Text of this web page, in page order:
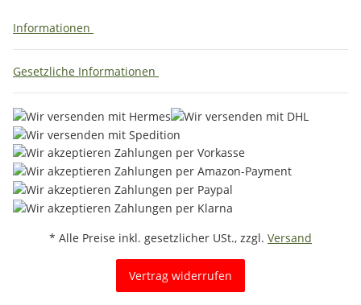
Informationen
Gesetzliche Informationen
* Alle Preise inkl. gesetzlicher USt., zzgl. Versand
Vertrag widerrufen